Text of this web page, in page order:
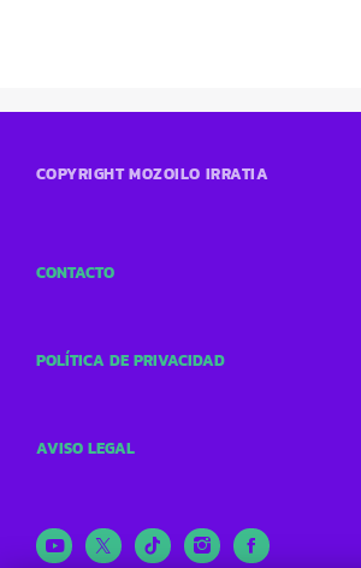
COPYRIGHT MOZOILO IRRATIA
CONTACTO
POLÍTICA DE PRIVACIDAD
AVISO LEGAL